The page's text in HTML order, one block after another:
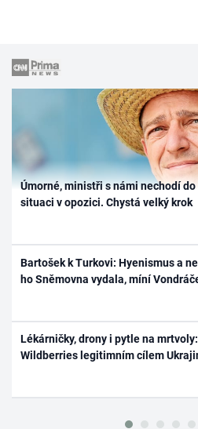
Úmorné, ministři s námi nechodí
situaci v opozici. Chystá velký krok
Bartošek k Turkovi: Hyenismus a
ho Sněmovna vydala, míní
Lékárničky, drony i pytle na
Wildberries legitimním cílem